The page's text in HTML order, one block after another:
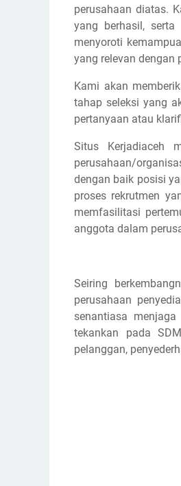
perusahaan diatas.
yang berhasil,
menyoroti
yang relevan dengan
Kami akan
tahap seleksi yang
pertanyaan atau
Situs Kerjadiaceh
perusahaan/
dengan baik posisi
proses rekrutmen
memfasilitasi
anggota dalam
Seiring
perusahaan
senantiasa
tekankan pada
pelanggan,